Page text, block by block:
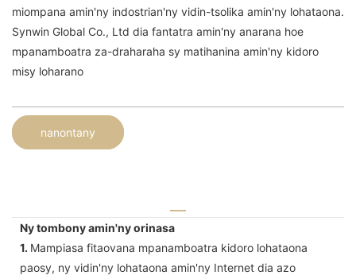
miompana amin'ny indostrian'ny vidin-tsolika amin'ny lohataona.
Synwin Global Co., Ltd dia fantatra amin'ny anarana hoe
mpanamboatra za-draharaha sy matihanina amin'ny kidoro
misy loharano
nanontany
Ny tombony amin'ny orinasa
1. Mampiasa fitaovana mpanamboatra kidoro lohataona
paosy, ny vidin'ny lohataona amin'ny Internet dia azo